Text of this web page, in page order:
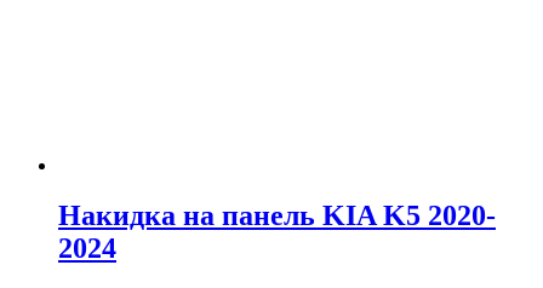
Накидка на панель KIA K5 2020-
2024